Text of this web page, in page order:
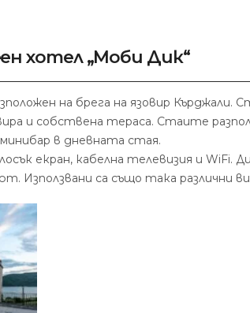
хотел „Моби Дик“
на брега на язовир
и собствена тераса. Стаите
в дневната стая.
екран, кабелна телевизия и
Използвани са също така различни